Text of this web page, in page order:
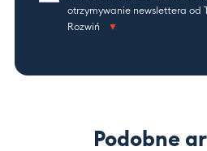
otrzymywanie newslettera od
Rozwiń
Podobne